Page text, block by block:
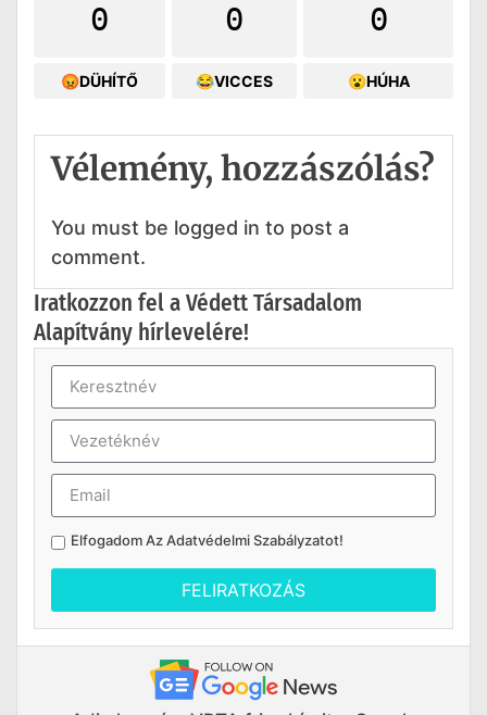
0
😡DÜHÍTŐ
0
😂VICCES
0
😮HÚHA
Vélemény, hozzászólás?
You must be logged in to post a
comment.
Iratkozzon fel a Védett Társadalom
Alapítvány hírlevelére!
Elfogadom AzAdatvédelmi Szabályzatot!
FELIRATKOZÁS